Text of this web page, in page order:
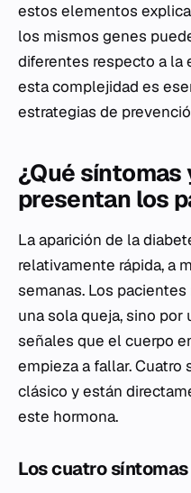
estos elementos
los mismos genes
diferentes respecto a la
esta complejidad es
estrategias de
¿Qué
presentan los
La aparición de la
relativamente rápida, a
semanas. Los
una sola queja, sino por
señales que el cuerpo
empieza a fallar.
clásico y están
este hormona.
Los cuatro